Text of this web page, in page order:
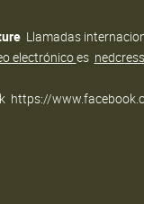
Llamadas
electrónicoes